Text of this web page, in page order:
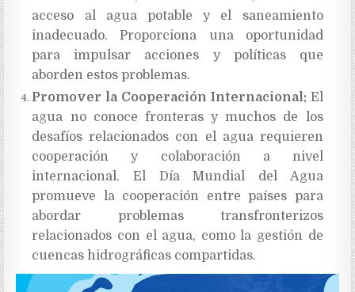
acceso al agua potable y el saneamiento
inadecuado. Proporciona una oportunidad
para impulsar acciones y políticas que
aborden estos problemas.
Promover la Cooperación Internacional: El
agua no conoce fronteras y muchos de los
desafíos relacionados con el agua requieren
cooperación y colaboración a nivel
internacional. El Día Mundial del Agua
promueve la cooperación entre países para
abordar problemas transfronterizos
relacionados con el agua, como la gestión de
cuencas hidrográficas compartidas.